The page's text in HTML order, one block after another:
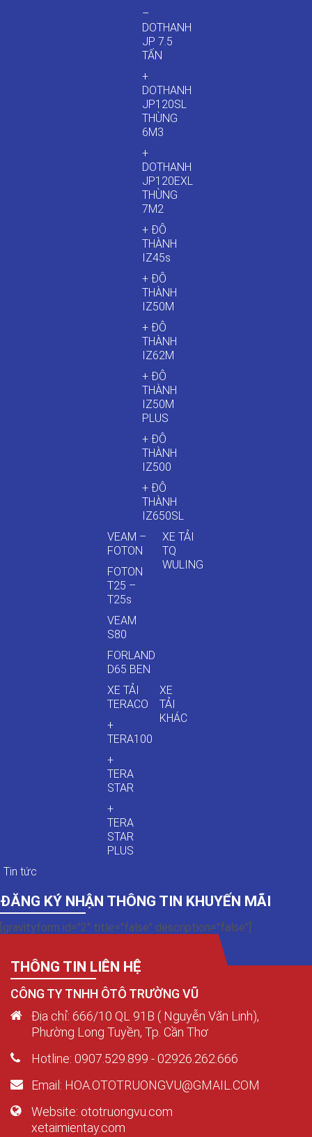
–
DOTHANH
JP 7.5
TẤN
+
DOTHANH
JP120SL
THÙNG
6M3
+
DOTHANH
JP120EXL
THÙNG
7M2
+ ĐÔ
THÀNH
IZ45s
+ ĐÔ
THÀNH
IZ50M
+ ĐÔ
THÀNH
IZ62M
+ ĐÔ
THÀNH
IZ50M
PLUS
+ ĐÔ
THÀNH
IZ500
+ ĐÔ
THÀNH
IZ650SL
VEAM –
FOTON
FOTON
T25 –
T25s
VEAM
S80
FORLAND
D65 BEN
XE TẢI
TQ
WULING
XE TẢI
TERACO
+
TERA100
+
TERA
STAR
+
TERA
STAR
PLUS
XE
TẢI
KHÁC
Tin tức
ĐĂNG KÝ NHẬN THÔNG TIN KHUYẾN MÃI
[gravityform id="2" title="false" description="false"]
THÔNG TIN LIÊN HỆ
CÔNG TY TNHH ÔTÔ TRƯỜNG VŨ
Địa chỉ: 666/10 QL 91B ( Nguyễn Văn Linh),
Phường Long Tuyền, Tp. Cần Thơ
Hotline: 0907.529.899 - 02926.262.666
Email: HOA.OTOTRUONGVU@GMAIL.COM
Website: ototruongvu.com
xetaimientay.com